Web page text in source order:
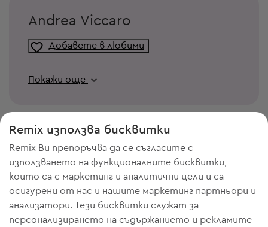
Andrea Viccaro
Добавете в любими
Покажи още
ИМАШ НУЖДА ОТ МЯСТО В
Remix използва бисквитки
Remix Ви препоръчва да се съгласите с
използването на функционалните бисквитки,
които са с маркетинг и аналитични цели и са
осигурени от нас и нашите маркетинг партньори и
анализатори. Тези бисквитки служат за
персонализирането на съдържанието и рекламите